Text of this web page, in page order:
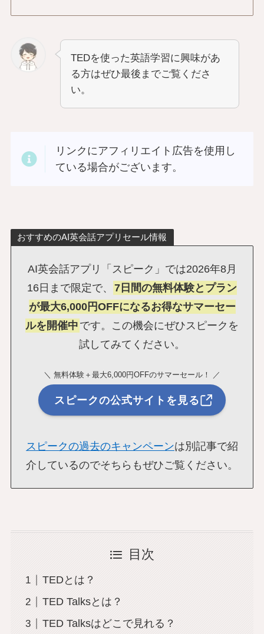
TEDを使った英語学習に興味があ
る方はぜひ最後までご覧くださ
い。
リンクにアフィリエイト広告を使用し
ている場合がございます。
おすすめのAI英会話アプリセール情報
AI英会話アプリ「スピーク」では2026年8月
16日まで限定で、 7日間の無料体験とプラン
が最大6,000円OFFになるお得なサマーセー
ルを開催中 です。この機会にぜひスピークを
試してみてください。
＼ 無料体験＋最大6,000円OFFのサマーセール！ ／
スピークの公式サイトを見る
スピークの過去のキャンペーンは別記事で紹
介しているのでそちらもぜひご覧ください。
目次
TEDとは？
TED Talksとは？
TED Talksはどこで見れる？